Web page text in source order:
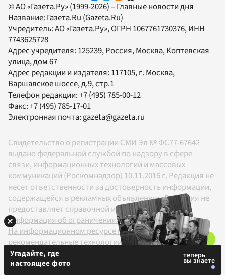
© АО «Газета.Ру» (1999-2026) – Главные новости дня
Название: Газета.Ru (Gazeta.Ru)
Учредитель:АО «Газета.Ру», ОГРН 1067761730376, ИНН
7743625728
Адрес учредителя: 125239, Россия, Москва, Коптевская
улица, дом 67
Адрес редакции и издателя: 117105, г. Москва,
Варшавское шоссе, д.9, стр.1
Телефон редакции:+7 (495) 785-00-12
Факс:+7 (495) 785-17-01
Электронная почта:gazeta@gazeta.ru
Свидетельство о регистрации СМИ Эл № ФС77-67642
выдано федеральной службой по надзору в сфере
связи, информационных технологий и массовых
коммуникаций (Роскомнадзор) 10.11.2016 г. Редакция не
несет ответственности за достоверность информации,
содержащейся в рекламных объявлениях. Редакция не
предоставляет справочной информации.
Информация об ограничениях
На информационном ресурсе применяются
рекомендательные технологии в соответствии с
Правилами
Угадайте, где
настоящее фото